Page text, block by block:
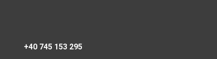
+40 745 153 295